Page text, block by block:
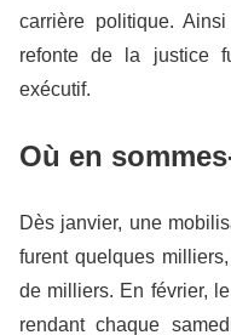
carrière politique.
refonte de la justice
exécutif.
Où en
Dès janvier, une
furent quelques
de milliers. En février,
rendant chaque